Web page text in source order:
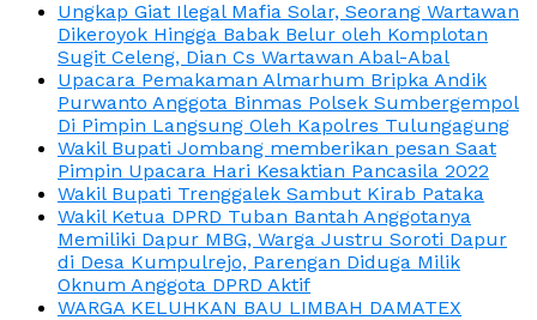
Ungkap Giat Ilegal Mafia Solar, Seorang Wartawan
Dikeroyok Hingga Babak Belur oleh Komplotan
Sugit Celeng, Dian Cs Wartawan Abal-Abal
Upacara Pemakaman Almarhum Bripka Andik
Purwanto Anggota Binmas Polsek Sumbergempol
Di Pimpin Langsung Oleh Kapolres Tulungagung
Wakil Bupati Jombang memberikan pesan Saat
Pimpin Upacara Hari Kesaktian Pancasila 2022
Wakil Bupati Trenggalek Sambut Kirab Pataka
Wakil Ketua DPRD Tuban Bantah Anggotanya
Memiliki Dapur MBG, Warga Justru Soroti Dapur
di Desa Kumpulrejo, Parengan Diduga Milik
Oknum Anggota DPRD Aktif
WARGA KELUHKAN BAU LIMBAH DAMATEX